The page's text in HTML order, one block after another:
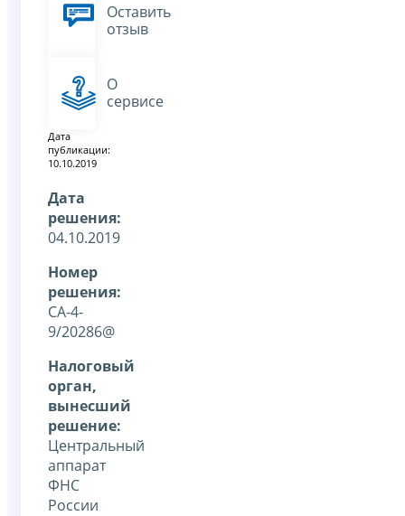
Оставить
отзыв
О
сервисе
Дата
публикации:
10.10.2019
Дата
решения:
04.10.2019
Номер
решения:
СА-4-
9/20286@
Налоговый
орган,
вынесший
решение:
Центральный
аппарат
ФНС
России